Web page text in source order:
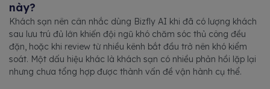
này?
Khách sạn nên cân nhắc dùng Bizfly AI khi đã có lượng khách
sau lưu trú đủ lớn khiến đội ngũ khó chăm sóc thủ công đều
đặn, hoặc khi review từ nhiều kênh bắt đầu trở nên khó kiểm
soát. Một dấu hiệu khác là khách sạn có nhiều phản hồi lặp lại
nhưng chưa tổng hợp được thành vấn đề vận hành cụ thể.